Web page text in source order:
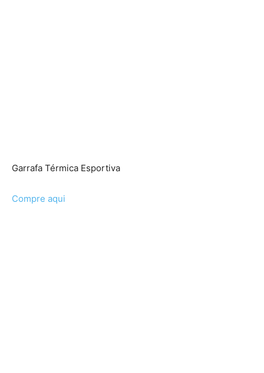
Garrafa Térmica Esportiva
Compre aqui